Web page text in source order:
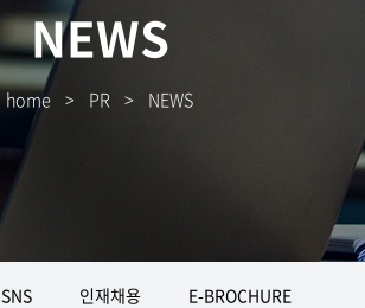
NEWS
home > PR > NEWS
SNS 인재채용 E-BROCHURE